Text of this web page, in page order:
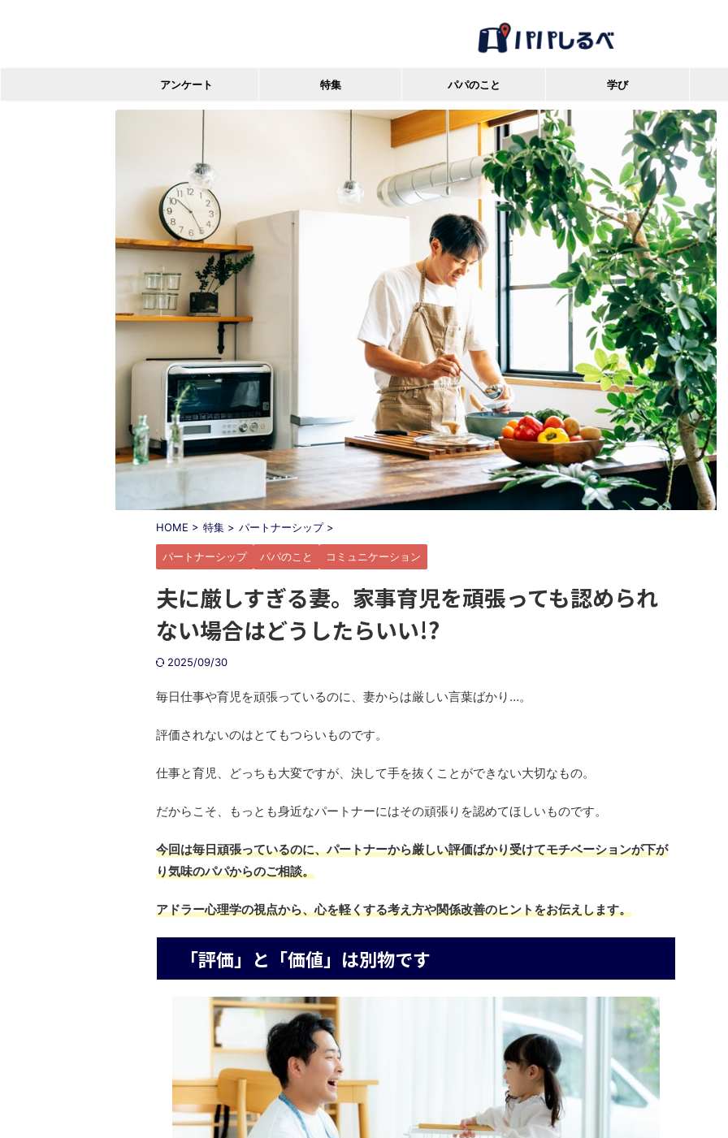
アンケート 特集 パパのこと 学び
HOME > 特集 > パートナーシップ >
パートナーシップ パパのこと コミュニケーション
夫に厳しすぎる妻。家事育児を頑張っても認められ
ない場合はどうしたらいい!?
2025/09/30
毎日仕事や育児を頑張っているのに、妻からは厳しい言葉ばかり…。
評価されないのはとてもつらいものです。
仕事と育児、どっちも大変ですが、決して手を抜くことができない大切なもの。
だからこそ、もっとも身近なパートナーにはその頑張りを認めてほしいものです。
今回は毎日頑張っているのに、パートナーから厳しい評価ばかり受けてモチベーションが下が
り気味のパパからのご相談。
アドラー心理学の視点から、心を軽くする考え方や関係改善のヒントをお伝えします。
「評価」と「価値」は別物です